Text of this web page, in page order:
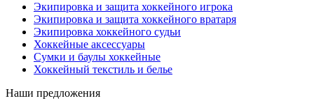
Экипировка и защита хоккейного игрока
Экипировка и защита хоккейного вратаря
Экипировка хоккейного судьи
Хоккейные аксессуары
Сумки и баулы хоккейные
Хоккейный текстиль и белье
Наши предложения